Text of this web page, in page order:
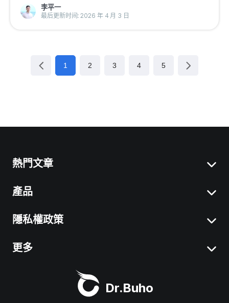
李平一
最后更新时间: 2026 年 4 月 3 日
1 2 3 4 5
Dr.Buho
熱門文章
Mac 「系統資料」刪除
移除 Mac 應用程式
產品
BuhoCleaner
BuhoUnlocker
隱私權政策
服務條款
更多